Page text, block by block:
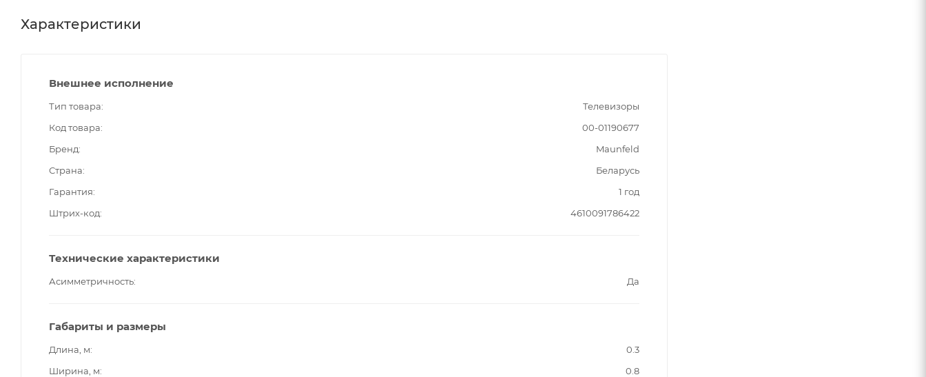
Характеристики
Внешнее исполнение
Тип товара
Телевизоры
Код товара
00-01190677
Бренд
Maunfeld
Страна
Беларусь
Гарантия
1 год
Штрих-код
4610091786422
Технические характеристики
Асимметричность Да
Габариты и размеры
Длина, м
0.3
Ширина, м
0.8